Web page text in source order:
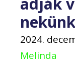
nekünk
2024.
Melinda